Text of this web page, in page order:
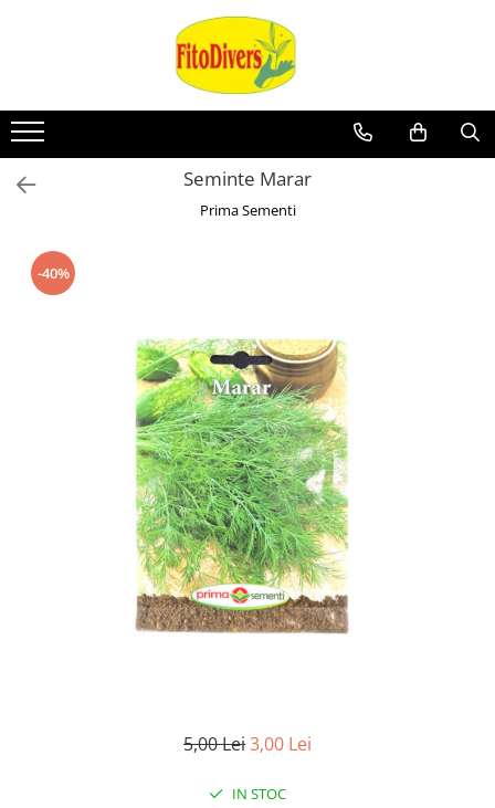
Seminte Marar
Prima Sementi
-40%
5,00 Lei3,00 Lei
IN STOC